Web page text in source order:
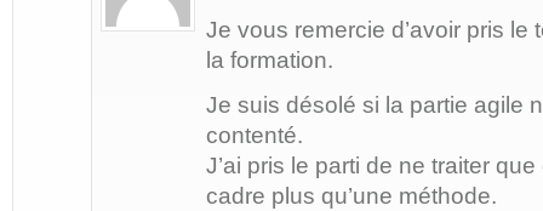
Je vous remercie d’avoir pris le
la formation.
Je suis désolé si la partie agile
contenté.
J’ai pris le parti de ne traiter
cadre plus qu’une méthode.